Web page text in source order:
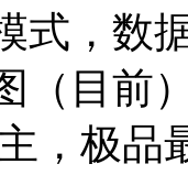
式，数
（目前
，极品